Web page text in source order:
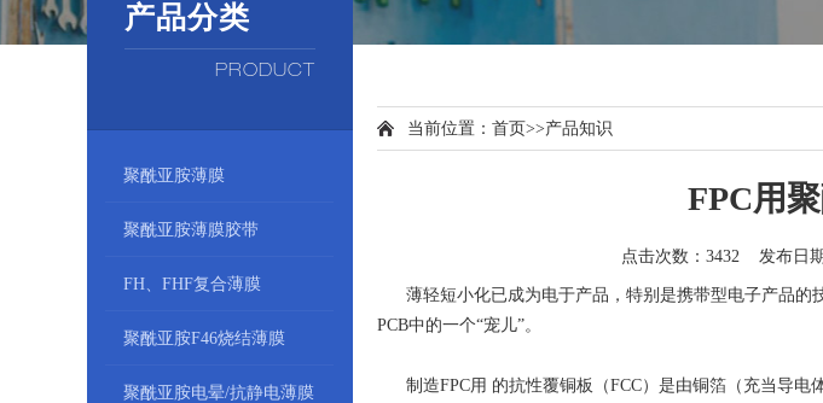
产品分类
PRODUCT
聚酰亚胺薄膜
聚酰亚胺薄膜胶带
FH、FHF复合薄膜
聚酰亚胺F46烧结薄膜
聚酰亚胺电晕/抗静电薄膜
当前位置： 首页>>产品知识
FPC用
点击次数：3432 发布日
薄轻短小化已成为电于产品，特别是携带型电子产品的
PCB中的一个“宠儿”。
制造FPC用 的抗性覆铜板（FCC）是由铜箔（充当导电